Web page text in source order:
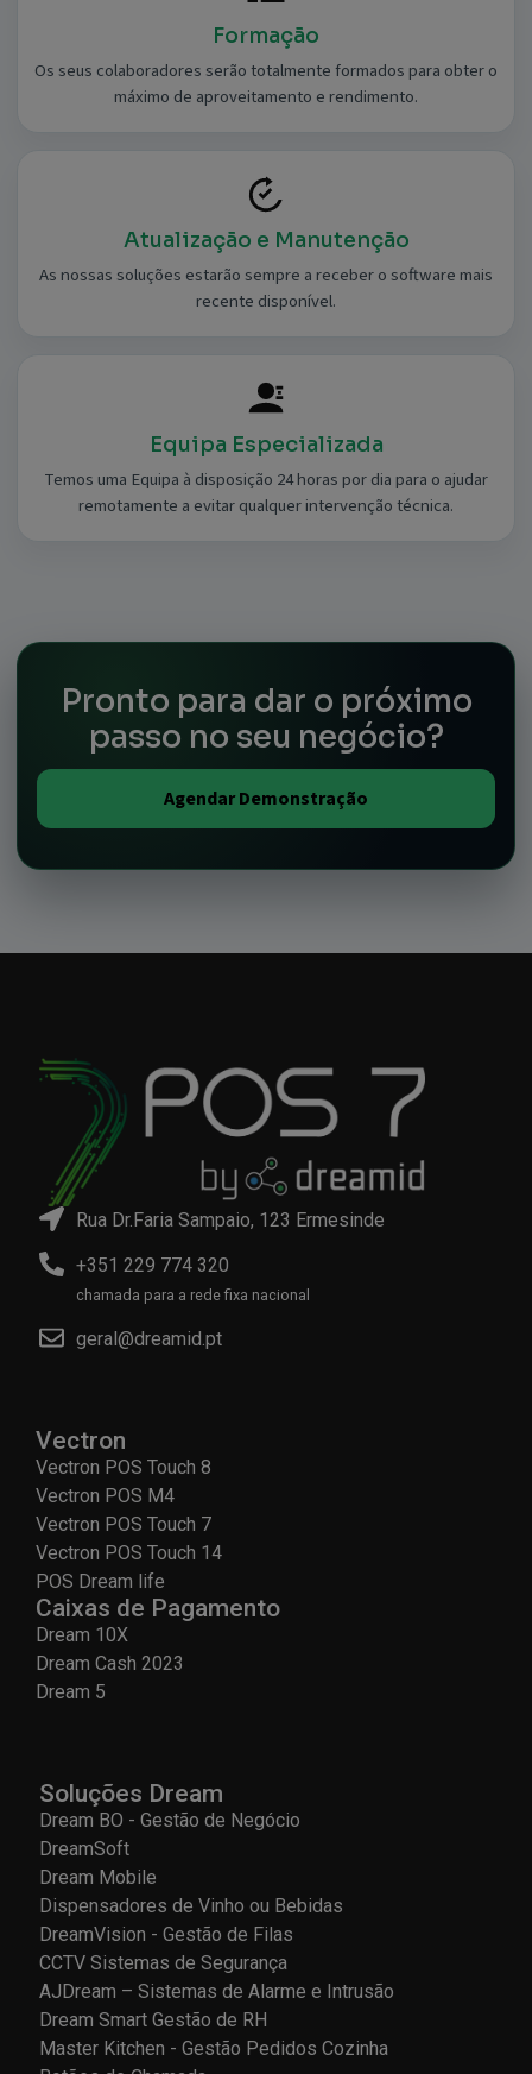
Formação
Os seus colaboradores serão totalmente formados para obter o
máximo de aproveitamento e rendimento.
Atualização e Manutenção
As nossas soluções estarão sempre a receber o software mais
recente disponível.
Equipa Especializada
Temos uma Equipa à disposição 24 horas por dia para o ajudar
remotamente a evitar qualquer intervenção técnica.
Pronto para dar o próximo
passo no seu negócio?
Agendar Demonstração
Rua Dr.Faria Sampaio, 123 Ermesinde
+351 229 774 320
chamada para a rede fixa nacional
geral@dreamid.pt
Vectron
Vectron POS Touch 8
Vectron POS M4
Vectron POS Touch 7
Vectron POS Touch 14
POS Dream life
Caixas de Pagamento
Dream 10X
Dream Cash 2023
Dream 5
Soluções Dream
Dream BO - Gestão de Negócio
DreamSoft
Dream Mobile
Dispensadores de Vinho ou Bebidas
DreamVision - Gestão de Filas
CCTV Sistemas de Segurança
AJDream – Sistemas de Alarme e Intrusão
Dream Smart Gestão de RH
Master Kitchen - Gestão Pedidos Cozinha